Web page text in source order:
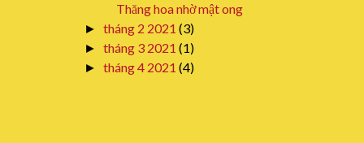
Thăng hoa nhờ mật ong
►tháng 2 2021(3)
►tháng 3 2021(1)
►tháng 4 2021(4)